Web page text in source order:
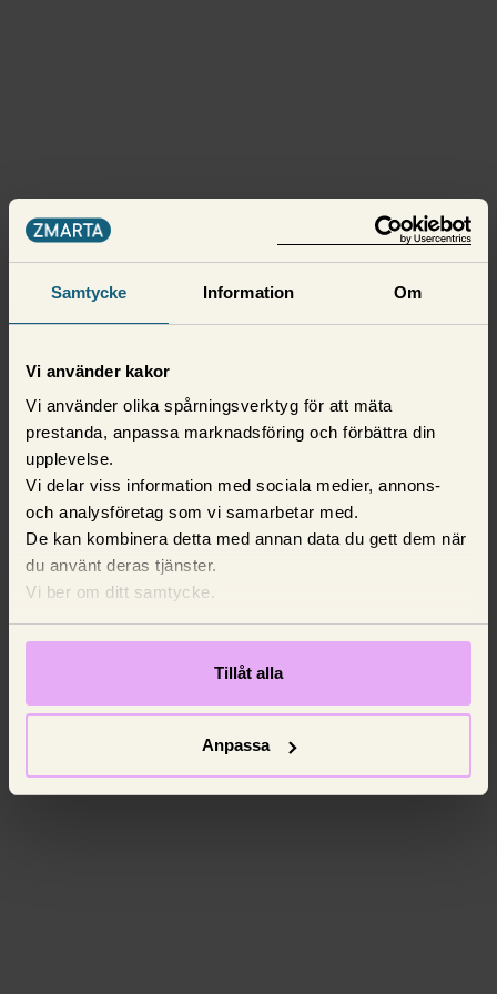
Samtycke Information Om
Vi använder kakor
Vi använder olika spårningsverktyg för att mäta
prestanda, anpassa marknadsföring och förbättra din
upplevelse.
Vi delar viss information med sociala medier, annons-
och analysföretag som vi samarbetar med.
De kan kombinera detta med annan data du gett dem när
du använt deras tjänster.
Vi ber om ditt samtycke.
Tillåt alla
Anpassa